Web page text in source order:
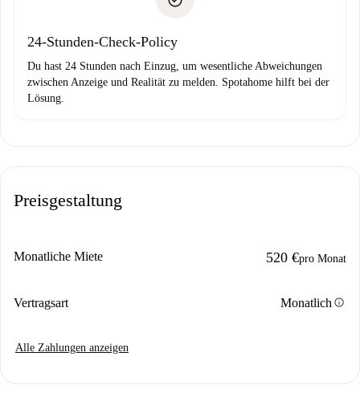
24-Stunden-Check-Policy
Du hast 24 Stunden nach Einzug, um wesentliche Abweichungen
zwischen Anzeige und Realität zu melden. Spotahome hilft bei der
Lösung.
Preisgestaltung
Monatliche Miete 520 €pro Monat
Vertragsart Monatlich info
Alle Zahlungen anzeigen